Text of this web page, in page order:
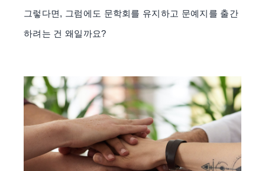
그렇다면, 그럼에도 문학회를 유지하고 문예지를 출간
하려는 건 왜일까요?